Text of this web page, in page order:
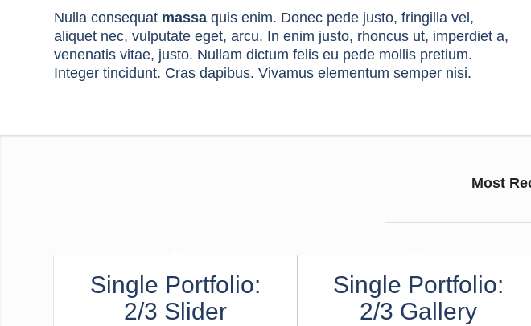
Nulla consequat massa quis enim. Donec pede justo, fringilla vel,
aliquet nec, vulputate eget, arcu. In enim justo, rhoncus ut, imperdiet a,
venenatis vitae, justo. Nullam dictum felis eu pede mollis pretium.
Integer tincidunt. Cras dapibus. Vivamus elementum semper nisi.
Most
Single Portfolio:
2/3 Slider
Single Portfolio:
2/3 Gallery